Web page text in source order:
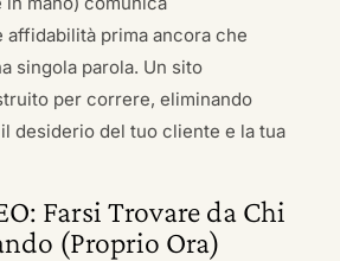
affidabilità prima ancora che
singola parola. Un sito
per correre, eliminando
desiderio del tuo cliente e la tua
Farsi Trovare da Chi
(Proprio Ora)